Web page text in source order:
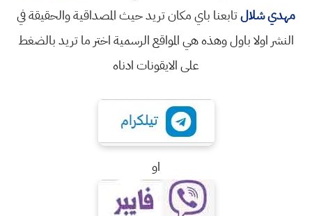
مهدي شلالتابعنا باي مكان تريد حيث المصداقية والحقيقة في
النشر اولا باول وهذه هي المواقع الرسمية اختر ما تريد بالضغط
على الايقونات ادناه
او